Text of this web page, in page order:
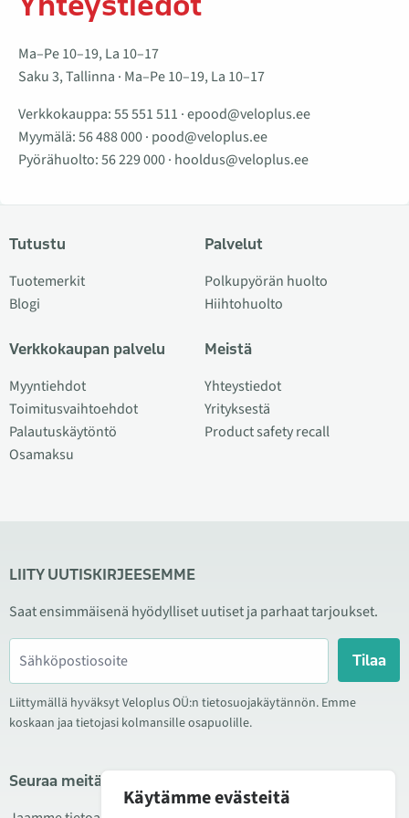
Ma–Pe 10–19, La 10–17
Saku 3, Tallinna · Ma–Pe 10–19, La 10–17
Verkkokauppa:55 551 511 ·epood@veloplus.ee
Myymälä:56 488 000· pood@veloplus.ee
Pyörähuolto:56 229 000· hooldus@veloplus.ee
Tutustu
Tuotemerkit
Blogi
Verkkokaupan palvelu
Myyntiehdot
Toimitusvaihtoehdot
Palautuskäytöntö
Osamaksu
Palvelut
Polkupyörän huolto
Hiihtohuolto
Meistä
Yhteystiedot
Yrityksestä
Product safety recall
LIITY UUTISKIRJEESEMME
Saat ensimmäisenä hyödylliset uutiset ja parhaat tarjoukset.
Tilaa
Liittymällä hyväksyt Veloplus OÜ:n tietosuojakäytännön. Emme
koskaan jaa tietojasi kolmansille osapuolille.
Seuraa meitä sosiaalisessa mediassa
Käytämme evästeitä